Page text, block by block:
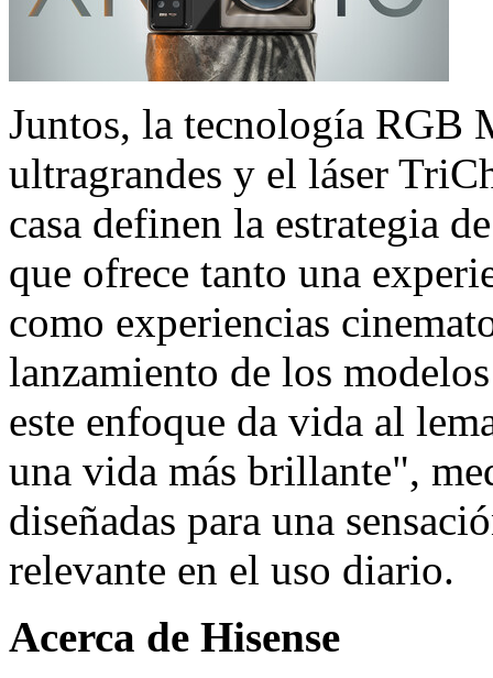
Juntos, la tecnología RGB
ultragrandes y el láser
casa definen la estrategia
que ofrece tanto una
como experiencias
lanzamiento de los
este enfoque da vida al
una vida más brillante",
diseñadas para una
relevante en el uso diario.
Acerca de Hisense